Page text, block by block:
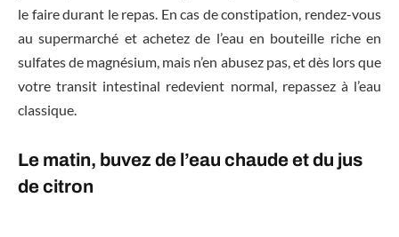
le faire durant le repas. En cas de constipation, rendez-vous
au supermarché et achetez de l’eau en bouteille riche en
sulfates de magnésium, mais n’en abusez pas, et dès lors que
votre transit intestinal redevient normal, repassez à l’eau
classique.
Le matin, buvez de l’eau chaude et du jus
de citron